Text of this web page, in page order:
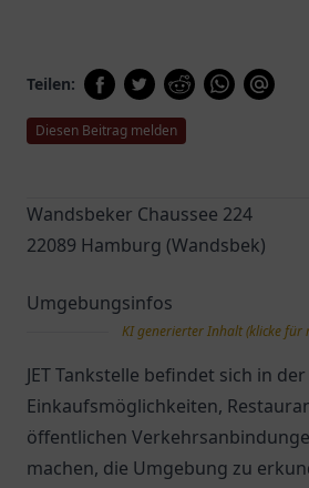
Teilen:
Diesen Beitrag melden
Wandsbeker Chaussee 224
22089 Hamburg (Wandsbek)
Umgebungsinfos
KI generierter Inhalt (klicke für
JET Tankstelle befindet sich in
Einkaufsmöglichkeiten,
öffentlichen
machen, die Umgebung zu